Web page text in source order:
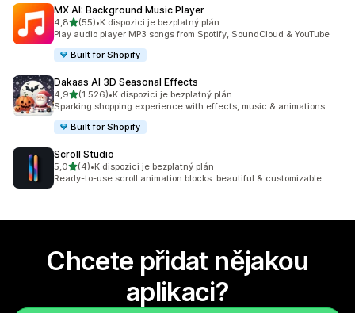
MX AI: Background Music Player
4,8z 5 hvězd
(55)
Celkový počet recenzí: 55
•K dispozici je bezplatný plán
Play audio player MP3 songs from Spotify, SoundCloud & YouTube
Built for Shopify
Dakaas AI 3D Seasonal Effects
4,9z 5 hvězd
(1 526)
Celkový počet recenzí: 1526
•K dispozici je bezplatný plán
Sparking shopping experience with effects, music & animations
Built for Shopify
Scroll Studio
5,0z 5 hvězd
(4)
Celkový počet recenzí: 4
•K dispozici je bezplatný plán
Ready-to-use scroll animation blocks. beautiful & customizable
Chcete přidat nějakou
aplikaci?